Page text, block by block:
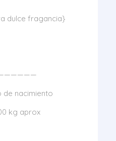
dulce fragancia}
de nacimiento
kg aprox